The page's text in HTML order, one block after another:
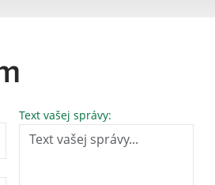
Text vašej správy: